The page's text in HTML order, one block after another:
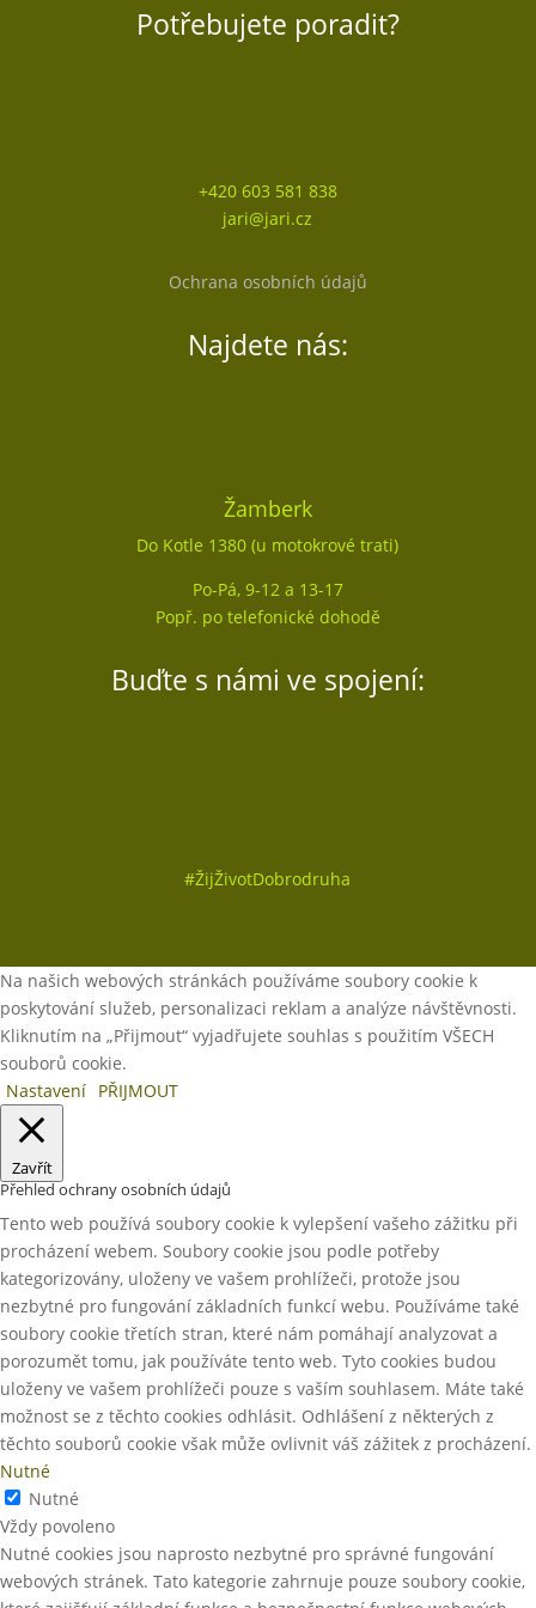
Potřebujete poradit?
+420 603 581 838
jari@jari.cz
Ochrana osobních údajů
Najdete nás:
Žamberk
Do Kotle 1380 (u motokrové trati)
Po-Pá, 9-12 a 13-17
Popř. po telefonické dohodě
Buďte s námi ve spojení:
#ŽijŽivotDobrodruha
Na našich webových stránkách používáme soubory cookie k
poskytování služeb, personalizaci reklam a analýze návštěvnosti.
Kliknutím na „Přijmout“ vyjadřujete souhlas s použitím VŠECH
souborů cookie.
Nastavení PŘIJMOUT
Zavřít
Přehled ochrany osobních údajů
Tento web používá soubory cookie k vylepšení vašeho zážitku při
procházení webem. Soubory cookie jsou podle potřeby
kategorizovány, uloženy ve vašem prohlížeči, protože jsou
nezbytné pro fungování základních funkcí webu. Používáme také
soubory cookie třetích stran, které nám pomáhají analyzovat a
porozumět tomu, jak používáte tento web. Tyto cookies budou
uloženy ve vašem prohlížeči pouze s vaším souhlasem. Máte také
možnost se z těchto cookies odhlásit. Odhlášení z některých z
těchto souborů cookie však může ovlivnit váš zážitek z procházení.
Nutné
Nutné
Vždy povoleno
Nutné cookies jsou naprosto nezbytné pro správné fungování
webových stránek. Tato kategorie zahrnuje pouze soubory cookie,